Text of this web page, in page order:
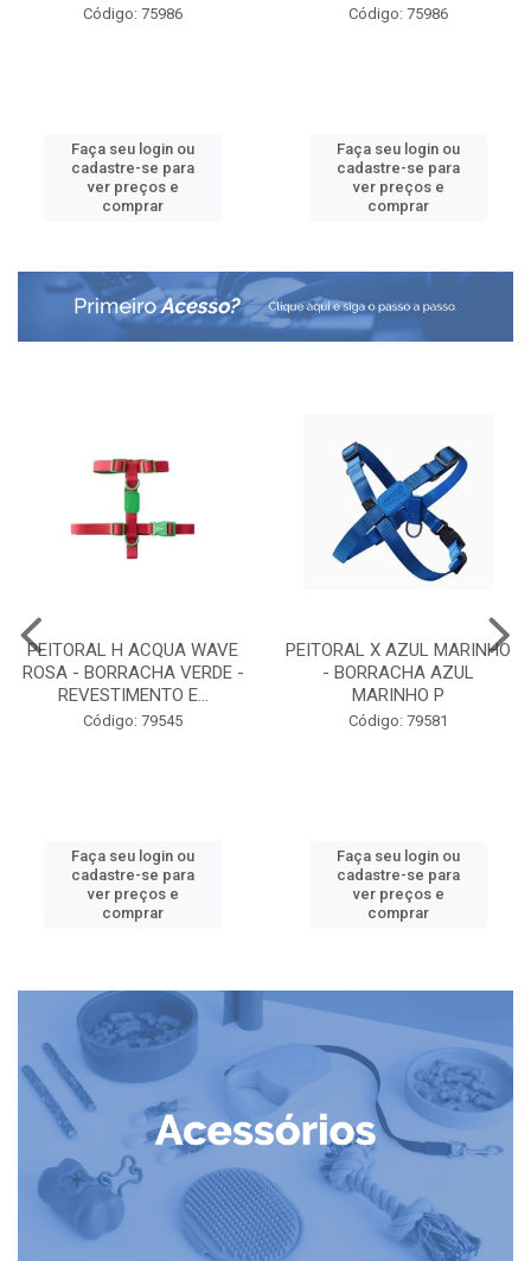
Código: 75986
Faça seu login ou
cadastre-se para
ver preços e
comprar
Código: 75986
Faça seu login ou
cadastre-se para
ver preços e
comprar
PEITORAL H ACQUA WAVE
ROSA - BORRACHA VERDE -
REVESTIMENTO E...
Código: 79545
Faça seu login ou
cadastre-se para
ver preços e
comprar
PEITORAL X AZUL MARINHO
- BORRACHA AZUL
MARINHO P
Código: 79581
Faça seu login ou
cadastre-se para
ver preços e
comprar